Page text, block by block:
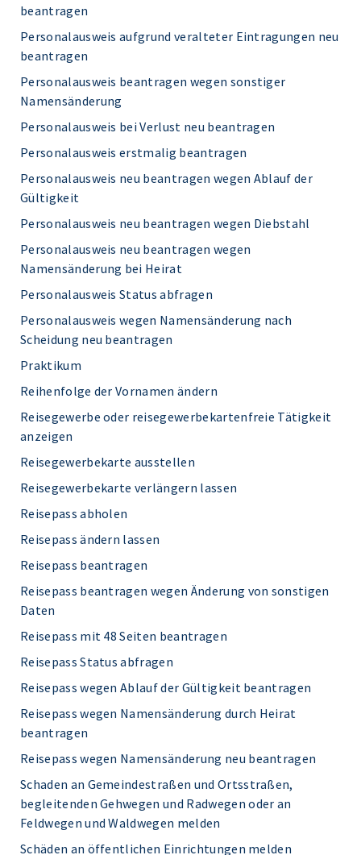
beantragen
Personalausweis aufgrund veralteter Eintragungen neu
beantragen
Personalausweis beantragen wegen sonstiger
Namensänderung
Personalausweis bei Verlust neu beantragen
Personalausweis erstmalig beantragen
Personalausweis neu beantragen wegen Ablauf der
Gültigkeit
Personalausweis neu beantragen wegen Diebstahl
Personalausweis neu beantragen wegen
Namensänderung bei Heirat
Personalausweis Status abfragen
Personalausweis wegen Namensänderung nach
Scheidung neu beantragen
Praktikum
Reihenfolge der Vornamen ändern
Reisegewerbe oder reisegewerbekartenfreie Tätigkeit
anzeigen
Reisegewerbekarte ausstellen
Reisegewerbekarte verlängern lassen
Reisepass abholen
Reisepass ändern lassen
Reisepass beantragen
Reisepass beantragen wegen Änderung von sonstigen
Daten
Reisepass mit 48 Seiten beantragen
Reisepass Status abfragen
Reisepass wegen Ablauf der Gültigkeit beantragen
Reisepass wegen Namensänderung durch Heirat
beantragen
Reisepass wegen Namensänderung neu beantragen
Schaden an Gemeindestraßen und Ortsstraßen,
begleitenden Gehwegen und Radwegen oder an
Feldwegen und Waldwegen melden
Schäden an öffentlichen Einrichtungen melden